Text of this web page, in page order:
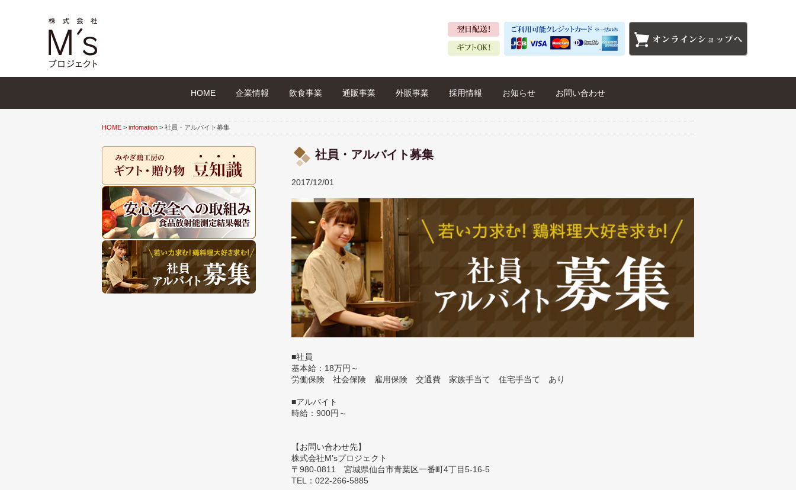
HOME 企業情報 飲食事業 通販事業 外販事業 採用情報 お知らせ お問い合わせ
HOME > infomation > 社員・アルバイト募集
社員・アルバイト募集
2017/12/01
■社員
基本給：18万円～
労働保険 社会保険 雇用保険 交通費 家族手当て 住宅手当て あり
■アルバイト
時給：900円～
【お問い合わせ先】
株式会社M’sプロジェクト
〒980-0811 宮城県仙台市青葉区一番町4丁目5-16-5
TEL：022-266-5885